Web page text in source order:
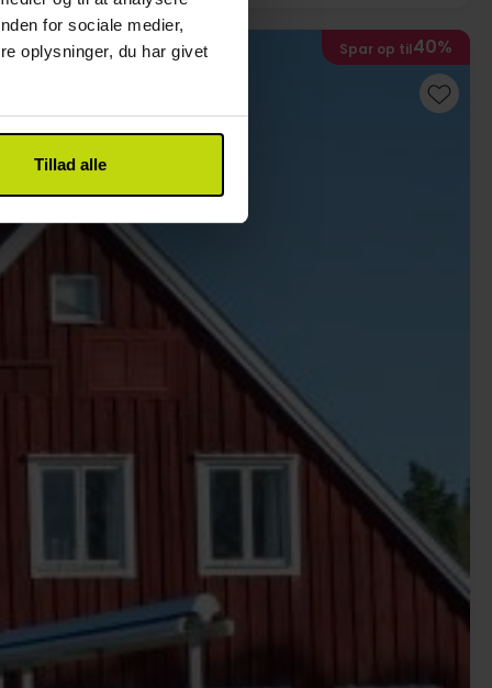
for sociale medier,
oplysninger, du har givet
Tillad alle
Spar op til40%